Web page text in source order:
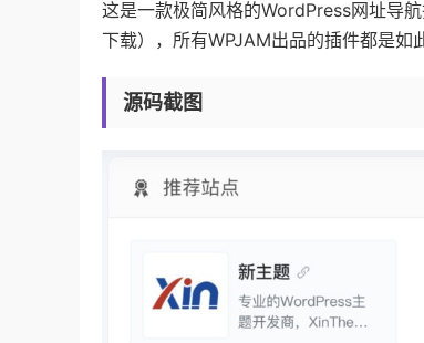
这是一款极简风格的WordPress网址导
下载），所有WPJAM出品的插件都是如
源码截图